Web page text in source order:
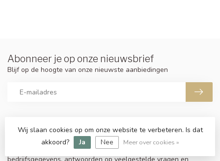
Meer informatie
Als u vragen heeft over onze producten of uw aankoop, bezoek
dan onze klantenservicepagina. Hier vindt u onze
Abonneer je op onze nieuwsbrief
Blijf op de hoogte van onze nieuwste aanbiedingen
Wij slaan cookies op om onze website te verbeteren. Is dat
akkoord?
Ja Nee Meer over cookies »